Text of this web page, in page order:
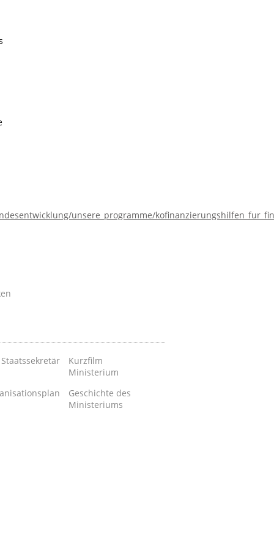
unsere_programme/
Kurzfilm
Ministerium
Geschichte des
Ministeriums